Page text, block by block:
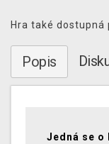
Hra také dostupná
Popis
Jedná se o